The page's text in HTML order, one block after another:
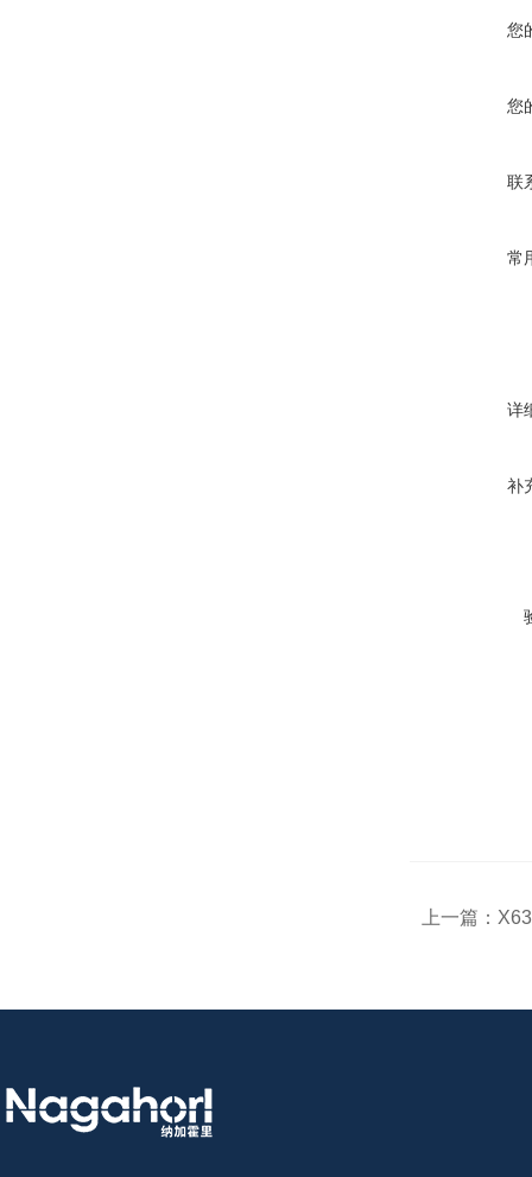
您
您
联
常
详
补
上一篇：